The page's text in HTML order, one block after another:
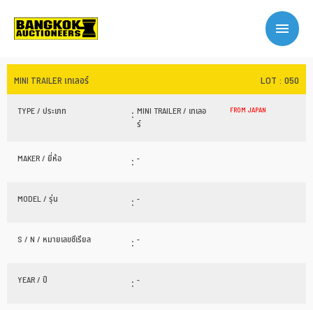
MINI TRAILER เทเลอร์ LOT : 050
TYPE / ประเภท : MINI TRAILER / เทเลอ
ร์
FROM JAPAN
MAKER / ยี่ห้อ : -
MODEL / รุ่น : -
S / N / หมายเลขซีเรียล : -
YEAR / ปี : -